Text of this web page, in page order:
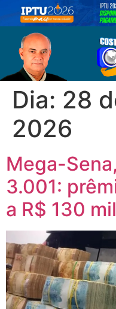
Dia: 28
2026
Mega-
3.001:
a R$ 130